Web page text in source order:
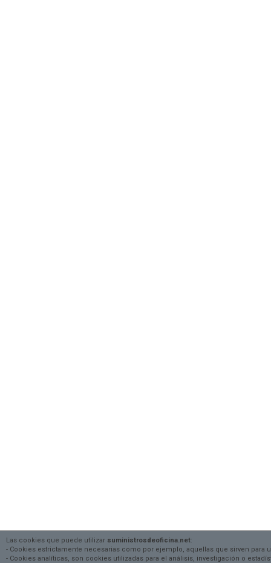
Las cookies que puede utilizar suministrosdeoficina.net:
- Cookies estrictamente necesarias como por ejemplo, aquellas que sirven
- Cookies analíticas, son cookies utilizadas para el análisis, investigación o